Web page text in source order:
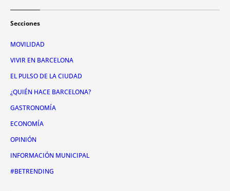
Secciones
MOVILIDAD
VIVIR EN BARCELONA
EL PULSO DE LA CIUDAD
¿QUIÉN HACE BARCELONA?
GASTRONOMÍA
ECONOMÍA
OPINIÓN
INFORMACIÓN MUNICIPAL
#BETRENDING